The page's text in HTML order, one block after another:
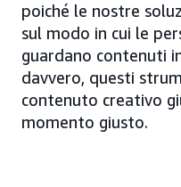
poiché le nostre
sul modo in cui le
guardano contenuti
davvero, questi
contenuto creativo
momento giusto.